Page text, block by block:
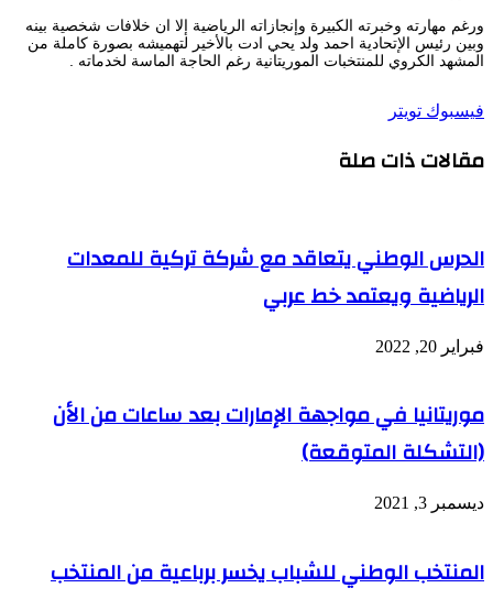
ورغم مهارته وخبرته الكبيرة وإنجازاته الرياضية إلا ان خلافات شخصية بينه
وبين رئيس الإتحادية احمد ولد يحي ادت بالأخير لتهميشه بصورة كاملة من
المشهد الكروي للمنتخبات الموريتانية رغم الحاجة الماسة لخدماته .
فيسبوك تويتر
البريد
مقالات ذات صلة
الحرس الوطني يتعاقد مع شركة تركية للمعدات
الرياضية ويعتمد خط عربي
فبراير 20, 2022
موريتانيا في مواجهة الإمارات بعد ساعات من الأن
(التشكلة المتوقعة)
ديسمبر 3, 2021
المنتخب الوطني للشباب يخسر برباعية من المنتخب